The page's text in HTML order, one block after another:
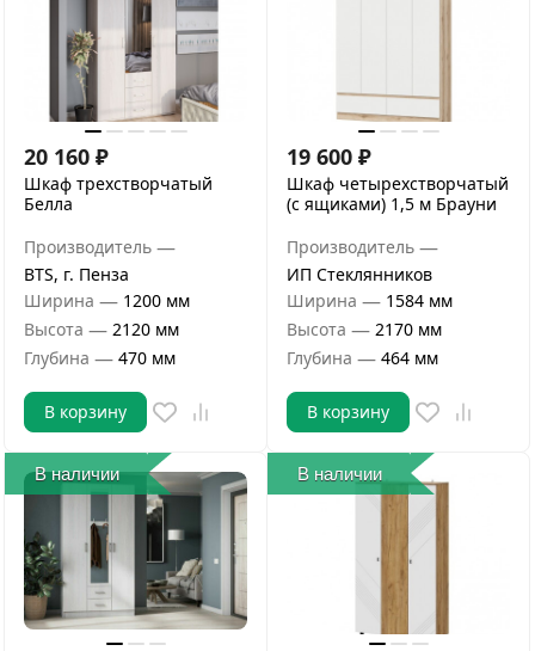
20 160 ₽
Шкаф трехстворчатый
Белла
Производитель —
BTS, г. Пенза
Ширина — 1200 мм
Высота — 2120 мм
Глубина — 470 мм
В корзину
19 600 ₽
Шкаф четырехстворчатый
(с ящиками) 1,5 м Брауни
Производитель —
ИП Стеклянников
Ширина — 1584 мм
Высота — 2170 мм
Глубина — 464 мм
В корзину
В наличии В наличии